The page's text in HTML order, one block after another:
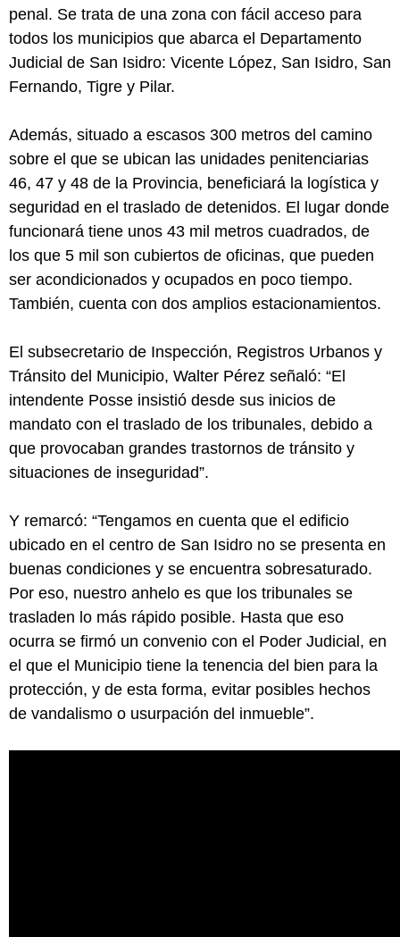
penal. Se trata de una zona con fácil acceso para
todos los municipios que abarca el Departamento
Judicial de San Isidro: Vicente López, San Isidro, San
Fernando, Tigre y Pilar.
Además, situado a escasos 300 metros del camino
sobre el que se ubican las unidades penitenciarias
46, 47 y 48 de la Provincia, beneficiará la logística y
seguridad en el traslado de detenidos. El lugar donde
funcionará tiene unos 43 mil metros cuadrados, de
los que 5 mil son cubiertos de oficinas, que pueden
ser acondicionados y ocupados en poco tiempo.
También, cuenta con dos amplios estacionamientos.
El subsecretario de Inspección, Registros Urbanos y
Tránsito del Municipio, Walter Pérez señaló: “El
intendente Posse insistió desde sus inicios de
mandato con el traslado de los tribunales, debido a
que provocaban grandes trastornos de tránsito y
situaciones de inseguridad”.
Y remarcó: “Tengamos en cuenta que el edificio
ubicado en el centro de San Isidro no se presenta en
buenas condiciones y se encuentra sobresaturado.
Por eso, nuestro anhelo es que los tribunales se
trasladen lo más rápido posible. Hasta que eso
ocurra se firmó un convenio con el Poder Judicial, en
el que el Municipio tiene la tenencia del bien para la
protección, y de esta forma, evitar posibles hechos
de vandalismo o usurpación del inmueble”.